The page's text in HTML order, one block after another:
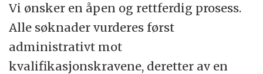
Vi ønsker en åpen og rettferdig prosess.
Alle søknader vurderes først
administrativt mot
kvalifikasjonskravene, deretter av en